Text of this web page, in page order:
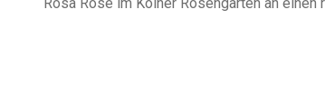
Rosa Rose im Kölner Rosengarten an einen